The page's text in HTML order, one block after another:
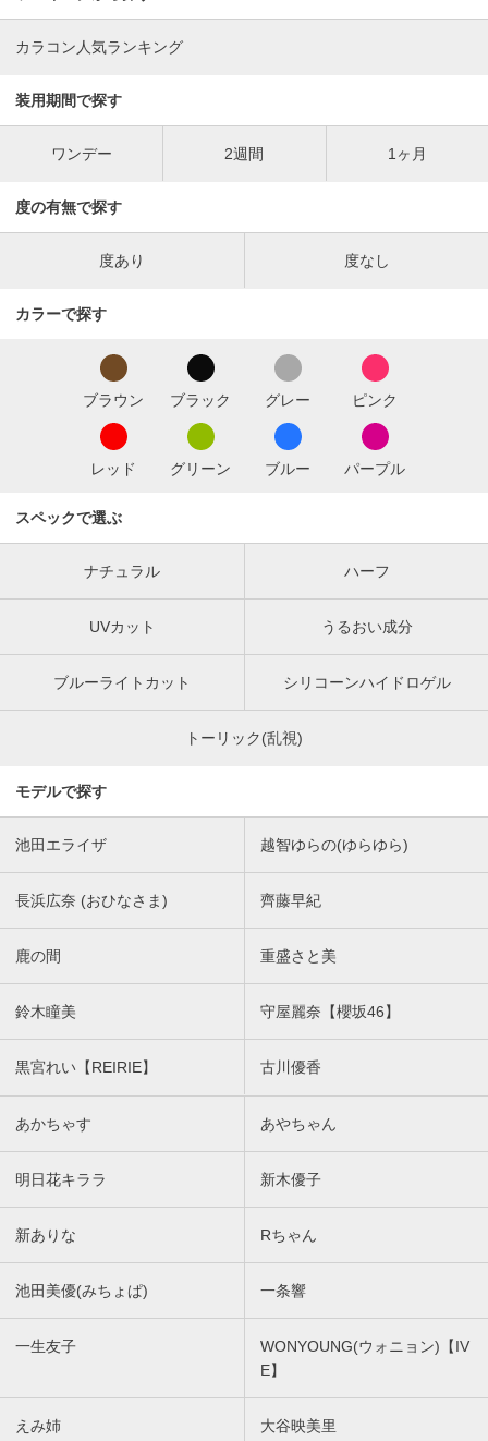
カラコン人気ランキング
装用期間で探す
ワンデー 2週間 1ヶ月
度の有無で探す
度あり 度なし
カラーで探す
ブラウン ブラック グレー ピンク
レッド グリーン ブルー パープル
スペックで選ぶ
ナチュラル ハーフ
UVカット うるおい成分
ブルーライトカット シリコーンハイドロゲル
トーリック(乱視)
モデルで探す
池田エライザ 越智ゆらの(ゆらゆら)
長浜広奈 (おひなさま) 齊藤早紀
鹿の間 重盛さと美
鈴木瞳美 守屋麗奈【櫻坂46】
黒宮れい【REIRIE】 古川優香
あかちゃす あやちゃん
明日花キララ 新木優子
新ありな Rちゃん
池田美優(みちょぱ) 一条響
一生友子
WONYOUNG(ウォニョン)【IV
E】
えみ姉 大谷映美里